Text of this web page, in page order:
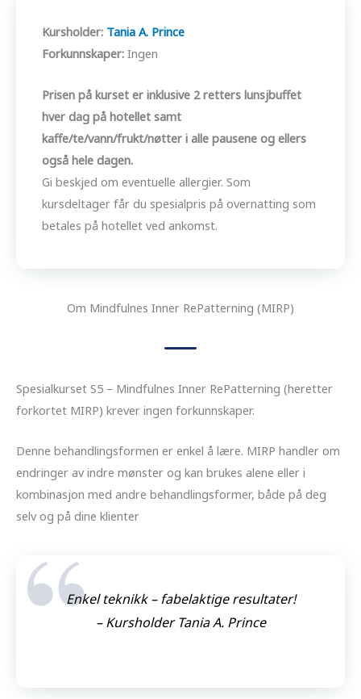
Kursholder: Tania A. Prince
Forkunnskaper: Ingen
Prisen på kurset er inklusive 2 retters lunsjbuffet
hver dag på hotellet samt
kaffe/te/vann/frukt/nøtter i alle pausene og ellers
også hele dagen.
Gi beskjed om eventuelle allergier. Som
kursdeltager får du spesialpris på overnatting som
betales på hotellet ved ankomst.
Om Mindfulnes Inner RePatterning (MIRP)
Spesialkurset S5 – Mindfulnes Inner RePatterning (heretter
forkortet MIRP) krever ingen forkunnskaper.
Denne behandlingsformen er enkel å lære. MIRP handler om
endringer av indre mønster og kan brukes alene eller i
kombinasjon med andre behandlingsformer, både på deg
selv og på dine klienter
Enkel teknikk – fabelaktige resultater!
– Kursholder Tania A. Prince